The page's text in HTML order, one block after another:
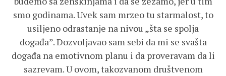
smo godinama. Uvek sam mrzeo tu starmalost, to
usiljeno odrastanje na nivou „šta se spolja
događa”. Dozvoljavao sam sebi da mi se svašta
događa na emotivnom planu i da proveravam da li
sazrevam. U ovom, takozvanom društvenom